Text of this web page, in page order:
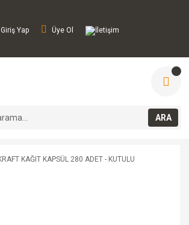
Giriş Yap Üye Ol İletişim
ARA